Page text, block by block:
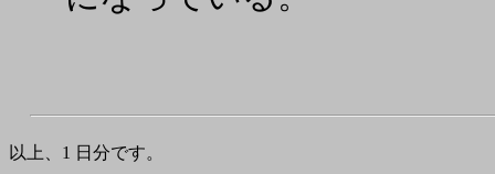
以上、1 日分です。